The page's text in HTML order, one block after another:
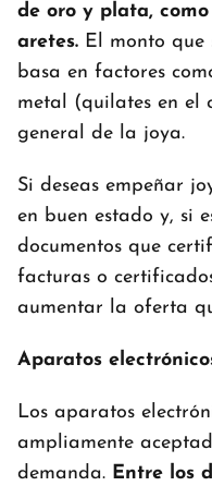
de oro y plata,
aretes. El monto que
basa en factores
metal (quilates en el
general de la joya.
Si deseas empeñar
en buen estado y, si
documentos que
facturas o
aumentar la oferta
Aparatos
Los aparatos
ampliamente
demanda. Entre los